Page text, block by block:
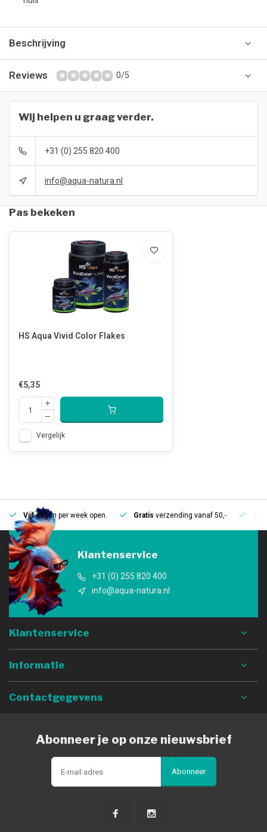
Beschrijving
Reviews 0/5
Wij helpen u graag verder.
+31 (0) 255 820 400
info@aqua-natura.nl
Pas bekeken
HS Aqua Vivid Color Flakes
€5,35
Vergelijk
Vijfdagen per week open. Gratis verzending vanaf 50,-
Klantenservice
+31 (0) 255 820 400
info@aqua-natura.nl
Klantenservice
Informatie
Contactgegevens
Abonneer je op onze nieuwsbrief
Abonneer